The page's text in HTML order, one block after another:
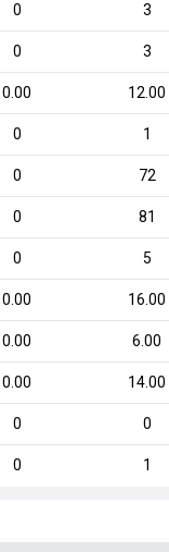
0 3
0 3
0.00 12.00
0 1
0 72
0 81
0 5
0.00 16.00
0.00 6.00
0.00 14.00
0 0
0 1